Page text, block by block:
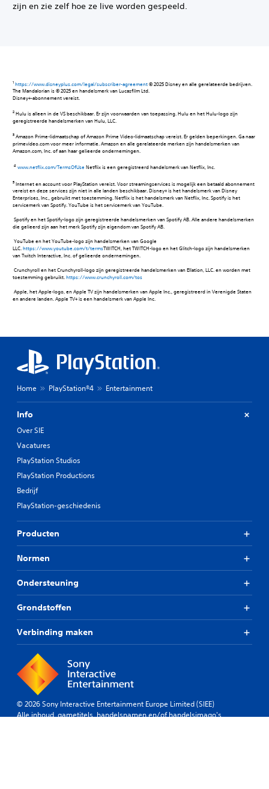
zijn en zie zelf hoe ze live worden gespeeld.
https://www.disneyplus.com/legal/subscriber-agreement© 2025 Disney en alle gerelateerde bedrijven.
The Mandalorian is © 2025 en handelsmerk van Lucasfilm Ltd.
Disney+-abonnement vereist.‎
Hulu is alleen in de VS beschikbaar. Er zijn voorwaarden van toepassing.‎ Hulu en het Hulu-logo zijn
geregistreerde handelsmerken van Hulu, LLC.‎
Amazon Prime-lidmaatschap of Amazon Prime Video-lidmaatschap vereist. Er gelden beperkingen. Ga naar
primevideo.com voor meer informatie. Amazon en alle gerelateerde merken zijn handelsmerken van
Amazon.com, Inc. of aan haar gelieerde ondernemingen.‎
www.netflix.com/TermsOfUse Netflix is een geregistreerd handelsmerk van Netflix, Inc.
5 Internet en account voor PlayStation vereist. Voor streamingservices is mogelijk een betaald abonnement
vereist en deze services zijn niet in alle landen beschikbaar. Disney+ is het handelsmerk van Disney
Enterprises, Inc., gebruikt met toestemming. Netflix is het handelsmerk van Netflix, Inc. Spotify is het
servicemerk van Spotify. YouTube is het servicemerk van YouTube.
‎ Spotify en het Spotify-logo zijn geregistreerde handelsmerken van Spotify AB. Alle andere handelsmerken
die gelieerd zijn aan het merk Spotify zijn eigendom van Spotify AB.
‎ YouTube en het YouTube-logo zijn handelsmerken van Google
LLC.https://www.youtube.com/t/termsTWITCH, het TWITCH-logo en het Glitch-logo zijn handelsmerken
van Twitch Interactive, Inc. of gelieerde ondernemingen.‎
‎ Crunchyroll en het Crunchyroll-logo zijn geregistreerde handelsmerken van Ellation, LLC. en worden met
toestemming gebruikt.https://www.crunchyroll.com/tos
‎ Apple, het Apple-logo, en Apple TV zijn handelsmerken van Apple Inc., geregistreerd in Verenigde Staten
en andere landen. Apple TV+ is een handelsmerk van Apple Inc.
Home PlayStation®4 Entertainment
Info
Over SIE
Vacatures
PlayStation Studios
PlayStation Productions
Bedrijf
PlayStation-geschiedenis
Producten
Normen
Ondersteuning
Grondstoffen
Verbinding maken
© 2026 Sony Interactive Entertainment Europe Limited (SIEE)
Alle inhoud, gametitels, handelsnamen en/of handelsimago's,